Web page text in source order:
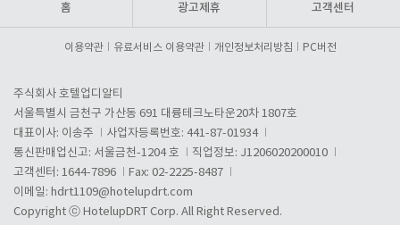
홈 광고제휴 고객센터
이용약관 유료서비스 이용약관 개인정보처리방침 PC버전
주식회사 호텔업디알티
서울특별시 금천구 가산동 691 대륭테크노타운20차 1807호
대표이사: 이송주
사업자등록번호: 441-87-01934
통신판매업신고: 서울금천-1204 호
직업정보: J1206020200010
고객센터: 1644-7896
Fax: 02-2225-8487
이메일: hdrt1109@hotelupdrt.com
Copyright ⓒ HotelupDRT Corp. All Right Reserved.